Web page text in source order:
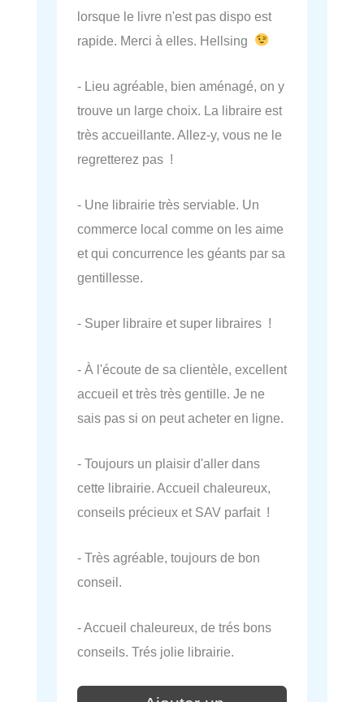
lorsque le livre n'est pas dispo est
rapide. Merci à elles. Hellsing
- Lieu agréable, bien aménagé, on y
trouve un large choix. La libraire est
très accueillante. Allez-y, vous ne le
regretterez pas !
- Une librairie très serviable. Un
commerce local comme on les aime
et qui concurrence les géants par sa
gentillesse.
- Super libraire et super libraires !
- À l'écoute de sa clientèle, excellent
accueil et très très gentille. Je ne
sais pas si on peut acheter en ligne.
- Toujours un plaisir d'aller dans
cette librairie. Accueil chaleureux,
conseils précieux et SAV parfait !
- Très agréable, toujours de bon
conseil.
- Accueil chaleureux, de trés bons
conseils. Trés jolie librairie.